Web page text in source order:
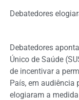
Debatedores
Debatedores
Único de Saúde
de incentivar a
País, em audiência
elogiaram a